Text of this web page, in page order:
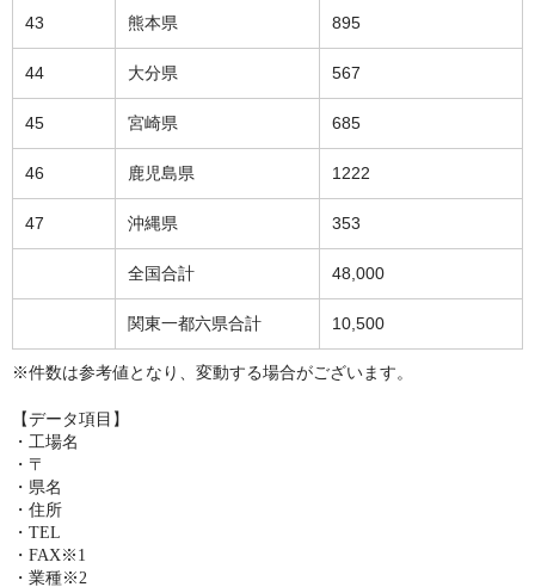
43 熊本県 895
44 大分県 567
45 宮崎県 685
46 鹿児島県 1222
47 沖縄県 353
全国合計 48,000
関東一都六県合計 10,500
※件数は参考値となり、変動する場合がございます。
【データ項目】
・工場名
・〒
・県名
・住所
・TEL
・FAX※1
・業種※2